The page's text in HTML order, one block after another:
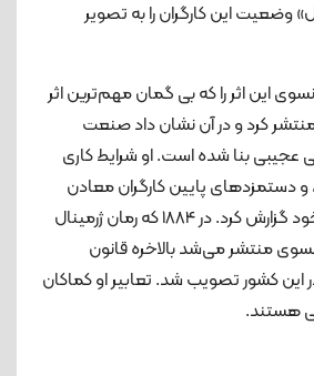
وضعیت این کارگران را به تصویر
این اثر را که بی گمان مهم‌ترین اثر
در سال 1885 منتشر کرد و در آن نشان داد صنعت
عجیبی بنا شده است. او شرایط کاری
دستمزدهای پایین کارگران معادن
زغال سنگ را در رمان خود گزارش کرد. در 1884 که رمان ژرمینال
منتشر می‌شد بالاخره قانون
این کشور تصویب شد. تعابیر او کماکان
هستند.